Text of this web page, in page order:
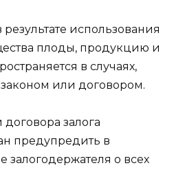
использования
плоды, продукцию и
в случаях,
или договором.
залога
предупредить в
о всех